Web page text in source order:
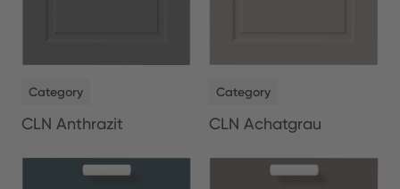
Category
CLN Anthrazit
Category
CLN Achatgrau